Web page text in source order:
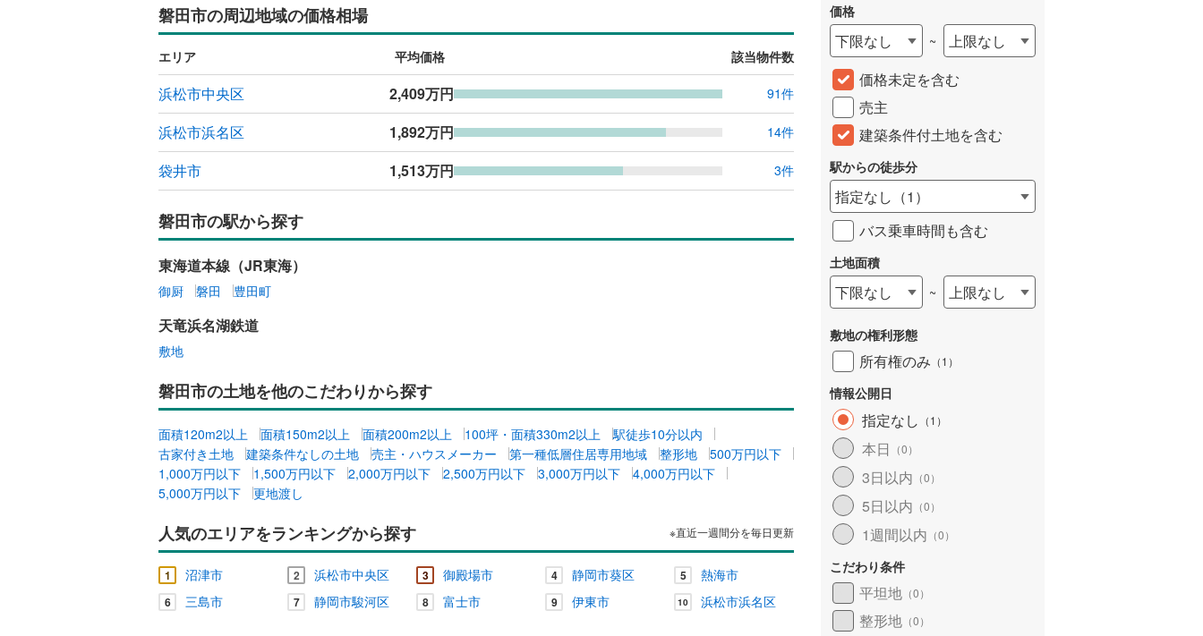
磐田市の周辺地域の価格相場
エリア 平均価格 該当物件数
浜松市中央区 2,409万円 91件
浜松市浜名区 1,892万円 14件
袋井市 1,513万円 3件
磐田市の駅から探す
東海道本線（JR東海）
御厨 磐田 豊田町
天竜浜名湖鉄道
敷地
磐田市の土地を他のこだわりから探す
面積120m2以上 面積150m2以上 面積200m2以上 100坪・面積330m2以上
駅徒歩10分以内
古家付き土地
建築条件なしの土地 売主・ハウスメーカー 第一種低層住居専用地域 整形地
500万円以下
1,000万円以下
1,500万円以下 2,000万円以下 2,500万円以下 3,000万円以下
4,000万円以下
5,000万円以下
更地渡し
人気のエリアをランキングから探す ※直近一週間分を毎日更新
1 沼津市 2 浜松市中央区 3 御殿場市 4 静岡市葵区 5 熱海市
6 三島市 7 静岡市駿河区 8 富士市 9 伊東市 10 浜松市浜名区
価格
下限なし ~
上限なし
価格未定を含む
売主
建築条件付土地を含む
駅からの徒歩分
指定なし （1 ）
バス乗車時間も含む
土地面積
下限なし ~ 上限なし
敷地の権利形態
所有権のみ （1 ）
情報公開日
指定なし （1 ）
本日 （0）
3日以内 （0）
5日以内 （0）
1週間以内 （0）
こだわり条件
平坦地 （0）
整形地 （0）